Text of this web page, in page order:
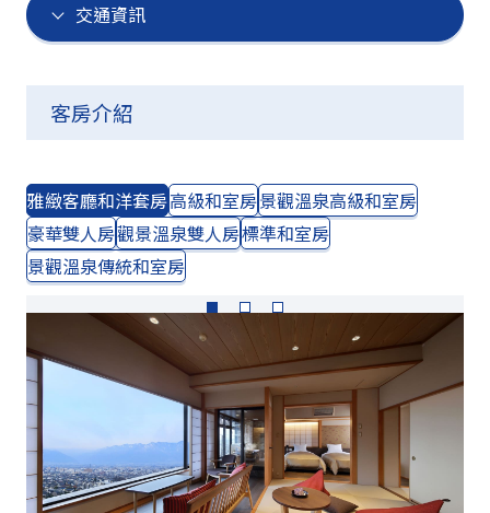
交通資訊
客房介紹
雅緻客廳和洋套房高級和室房景觀溫泉高級和室房
豪華雙人房觀景溫泉雙人房標準和室房
景觀溫泉傳統和室房